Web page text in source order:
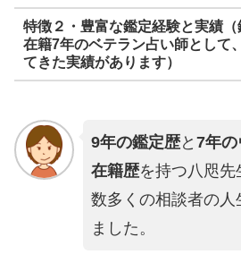
特徴２・豊富な鑑定経験と実績
在籍7年のベテラン占い師として
てきた実績があります）
9年の鑑定歴と 7年の
在籍歴を持つ八咫先
数多くの相談者の人
ました。